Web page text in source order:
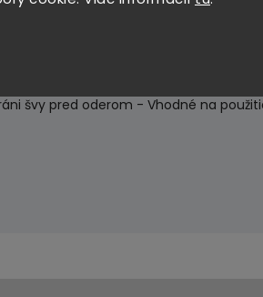
35 cm - Šité kevlarovými niťami
odolnosť a odolnosť voči oderu - Celá
a chráni pred premočením a
švy pred oderom - Vhodné na